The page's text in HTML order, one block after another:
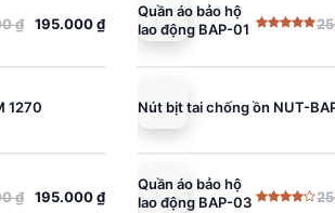
₫ 195.000₫
1270
₫ 195.000₫
Quần áo bảo hộ
lao động BAP-01
5 sao
Giá
là:
Giá
tại
195.000 ₫.
Nút bịt tai chống ồn NUT-
Quần áo bảo hộ
lao động BAP-03
Giá
Giá